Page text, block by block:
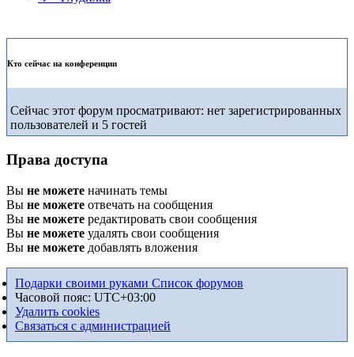
Кто сейчас на конференции
Сейчас этот форум просматривают: нет зарегистрированных
пользователей и 5 гостей
Права доступа
Вы не можете начинать темы
Вы не можете отвечать на сообщения
Вы не можете редактировать свои сообщения
Вы не можете удалять свои сообщения
Вы не можете добавлять вложения
Подарки своими руками Список форумов
Часовой пояс: UTC+03:00
Удалить cookies
Связаться с администрацией